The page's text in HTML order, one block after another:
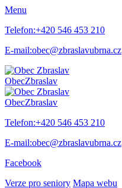
Menu
Telefon:+420 546 453 210
E-mail:obec@zbraslavubrna.cz
ObecZbraslav
ObecZbraslav
Telefon:+420 546 453 210
E-mail:obec@zbraslavubrna.cz
Facebook
Verze pro seniory Mapa webu